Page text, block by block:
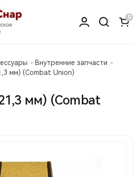
0
Внутренние запчасти
мм) (Combat Union)
мм) (Combat